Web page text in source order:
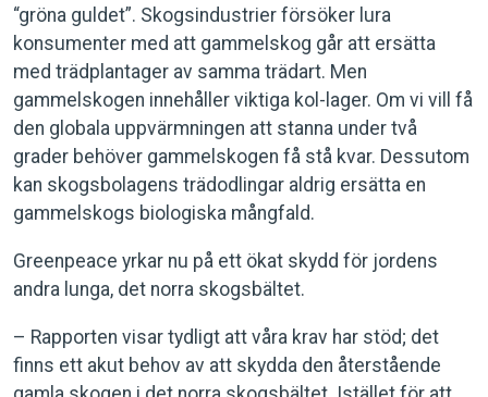
“gröna guldet”. Skogsindustrier försöker lura
konsumenter med att gammelskog går att ersätta
med trädplantager av samma trädart. Men
gammelskogen innehåller viktiga kol-lager. Om vi vill få
den globala uppvärmningen att stanna under två
grader behöver gammelskogen få stå kvar. Dessutom
kan skogsbolagens trädodlingar aldrig ersätta en
gammelskogs biologiska mångfald.
Greenpeace yrkar nu på ett ökat skydd för jordens
andra lunga, det norra skogsbältet.
– Rapporten visar tydligt att våra krav har stöd; det
finns ett akut behov av att skydda den återstående